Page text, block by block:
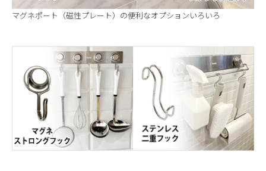
マグネポート（磁性プレート）の便利なオプションいろいろ